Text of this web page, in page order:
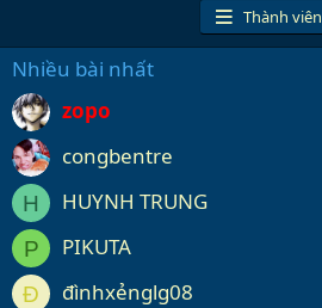
Thành viên
Nhiều bài nhất
zopo
congbentre
H HUYNH TRUNG
P PIKUTA
Đ đìnhxẻnglg08